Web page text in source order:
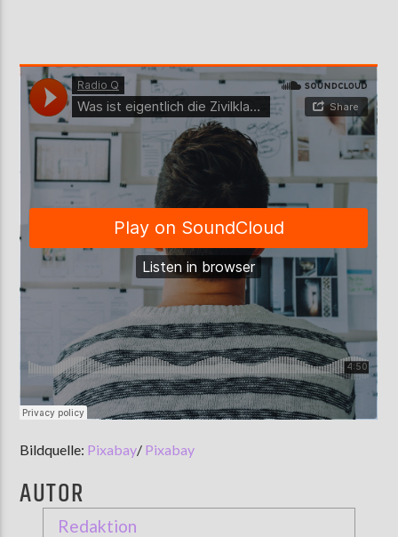
Bildquelle: Pixabay/ Pixabay
AUTOR
Redaktion